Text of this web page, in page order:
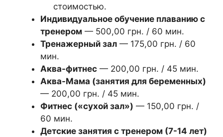
стоимостью.
Индивидуальное обучение плаванию с
тренером — 500,00 грн. / 60 мин.
Тренажерный зал — 175,00 грн. / 60
мин.
Аква-фитнес — 200,00 грн. / 45 мин.
Аква-Мама (занятия для беременных)
— 200,00 грн. / 45 мин.
Фитнес («сухой зал») — 150,00 грн. /
60 мин.
Детские занятия с тренером (7-14 лет)